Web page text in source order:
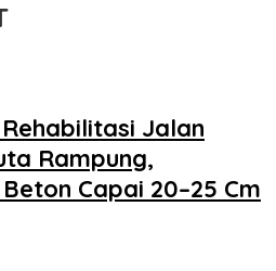
Jalan
Rampung,
Capai 20–25 Cm